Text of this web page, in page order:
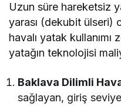
Uzun süre hareketsiz
yarası (dekubit ülseri)
havalı yatak kullanımı
yatağın teknolojisi
Baklava Dilimli
sağlayan, giriş